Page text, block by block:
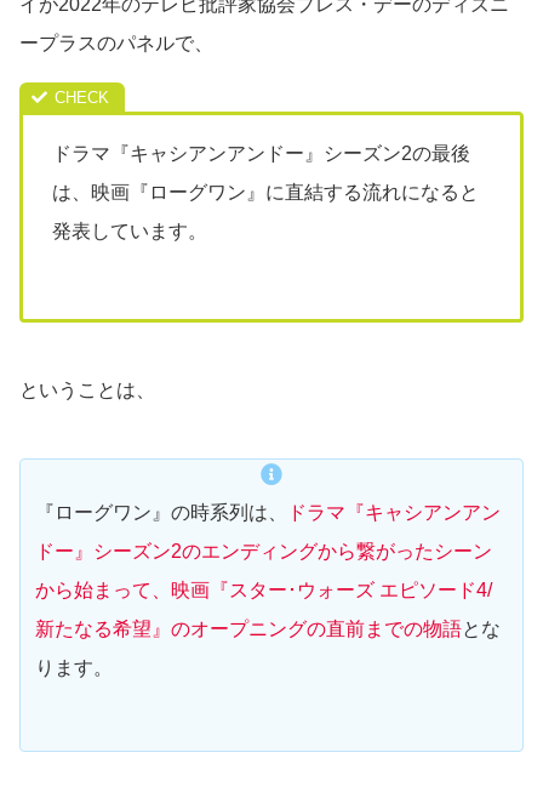
ープラスのパネルで、
ドラマ『キャシアンアンドー』シーズン2の最後
は、映画『ローグワン』に直結する流れになると
発表しています。
ということは、
『ローグワン』の時系列は、
ドラマ『キャシアンアン
ドー』シーズン2のエンディングから繋がったシーン
から始まって、映画『スター･ウォーズ エピソード4/
新たなる希望』のオープニングの直前までの物語とな
ります。